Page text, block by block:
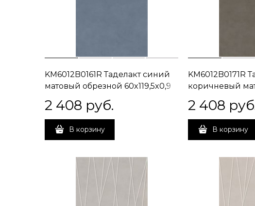
KM6012B0161R Таделакт синий
матовый обрезной 60x119,5x0,9
2 408 руб.
В корзину
KM6012B0171R
коричневый
2 408
В корзину